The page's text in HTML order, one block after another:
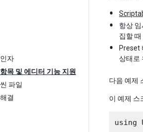
자
목 및 에디터 기능 지원
파일
결
항상 임
집할
Preset
상태로
다음 예제
이 예제 스
using